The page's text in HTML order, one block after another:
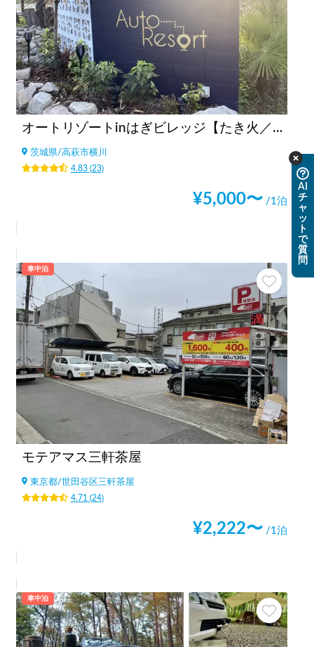
オートリゾートinはぎビレッジ【たき火／星空／山／てぶらBBQ／ドックラン】
茨城県/高萩市横川
4.83(23)
¥5,000〜 /1泊
車中泊
モテアマス三軒茶屋
東京都/世田谷区三軒茶屋
4.71 (24)
¥2,222〜 /1泊
車中泊
AI
チ
ャ
ッ
ト
で
質
問